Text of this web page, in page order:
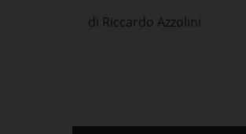
di Riccardo Azzolini